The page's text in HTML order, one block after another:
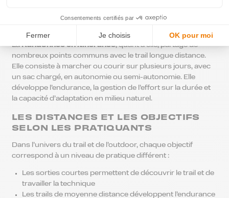
Consentements certifiés par
Fermer Je choisis OK pour moi
d’épreuve doit adopter une préparation progressive et
LaRandonnée en itinérance, quant à elle, partage de
nombreux points communs avec le trail longue distance.
Elle consiste à marcher ou courir sur plusieurs jours, avec
un sac chargé, en autonomie ou semi-autonomie. Elle
développe l’endurance, la gestion de l’effort sur la durée et
la capacité d’adaptation en milieu naturel.
LES DISTANCES ET LES OBJECTIFS
SELON LES PRATIQUANTS
Dans l’univers du trail et de l’outdoor, chaque objectif
correspond à un niveau de pratique différent :
Les sorties courtes permettent de découvrir le trail et de
travailler la technique
Les trails de moyenne distance développent l’endurance